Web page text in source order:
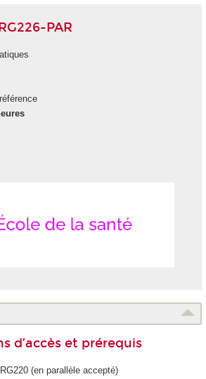
PAR
d’accès et prérequis
(en parallèle accepté)